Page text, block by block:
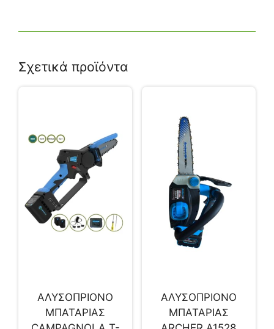
Σχετικά προϊόντα
ΑΛΥΣΟΠΡΙΟΝΟ
ΜΠΑΤΑΡΙΑΣ
ΑΛΥΣΟΠΡΙΟΝΟ
ΜΠΑΤΑΡΙΑΣ